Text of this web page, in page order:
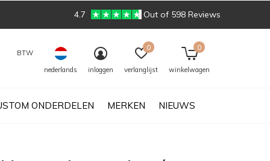
ONDERDELEN MERKEN NIEUWS
BTW
nederlands
inloggen verlanglijst
0
winkelwagen
0
4.7 Out of 598 Reviews